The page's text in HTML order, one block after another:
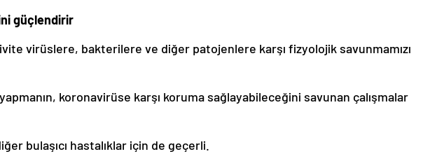
güçlendirir
virüslere, bakterilere ve diğer patojenlere karşı fizyolojik savunmamızı
koronavirüse karşı koruma sağlayabileceğini savunan çalışmalar
bulaşıcı hastalıklar için de geçerli.